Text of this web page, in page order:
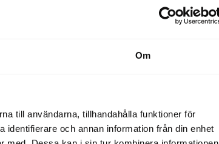
Om
till användarna, tillhandahålla funktioner för
och annan information från din enhet
innebär att vi
eller
och du får alltid